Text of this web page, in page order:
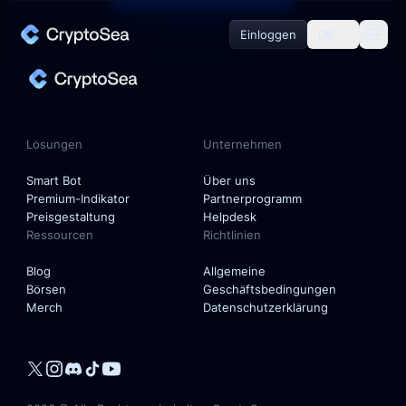
Einloggen DE
Lösungen
Smart Bot
Premium-Indikator
Lösungen
Smart Bot
Premium-Indikator
Preisgestaltung
Unternehmen
Über uns
Partnerprogramm
Helpdesk
Ressourcen
Blog
Börsen
Merch
Richtlinien
Allgemeine
Geschäftsbedingungen
Datenschutzerklärung